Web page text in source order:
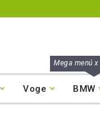
Mega menú x
Voge BMW